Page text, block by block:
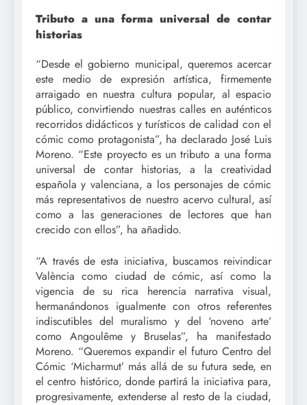
Tributo a una forma universal de contar
historias
“Desde el gobierno municipal, queremos acercar
este medio de expresión artística, firmemente
arraigado en nuestra cultura popular, al espacio
público, convirtiendo nuestras calles en auténticos
recorridos didácticos y turísticos de calidad con el
cómic como protagonista”, ha declarado José Luis
Moreno. “Este proyecto es un tributo a una forma
universal de contar historias, a la creatividad
española y valenciana, a los personajes de cómic
más representativos de nuestro acervo cultural, así
como a las generaciones de lectores que han
crecido con ellos”, ha añadido.
“A través de esta iniciativa, buscamos reivindicar
València como ciudad de cómic, así como la
vigencia de su rica herencia narrativa visual,
hermanándonos igualmente con otros referentes
indiscutibles del muralismo y del ‘noveno arte’
como Angoulême y Bruselas”, ha manifestado
Moreno. “Queremos expandir el futuro Centro del
Cómic ‘Micharmut’ más allá de su futura sede, en
el centro histórico, donde partirá la iniciativa para,
progresivamente, extenderse al resto de la ciudad,